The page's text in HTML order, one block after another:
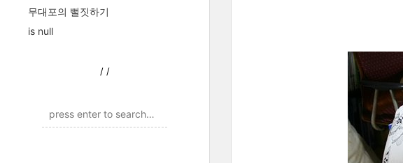
무대포의 뻘짓하기
is null
/ /